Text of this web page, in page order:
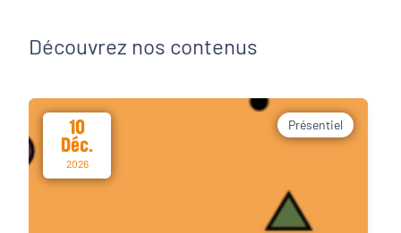
Découvrez nos contenus
10
Déc.
2026
Présentiel